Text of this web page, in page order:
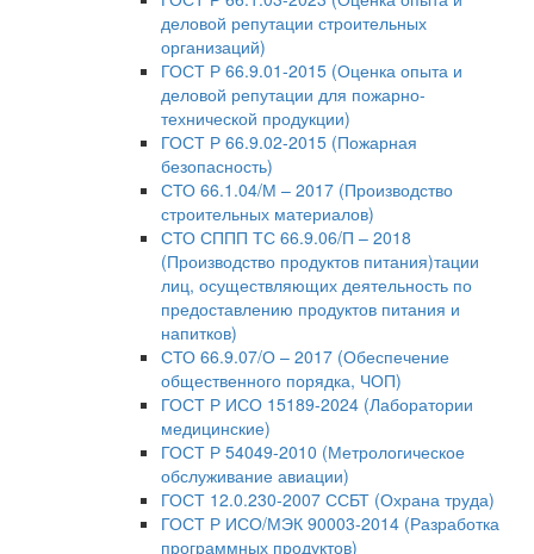
деловой репутации строительных
организаций)
ГОСТ Р 66.9.01-2015 (Оценка опыта и
деловой репутации для пожарно-
технической продукции)
ГОСТ Р 66.9.02-2015 (Пожарная
безопасность)
СТО 66.1.04/М – 2017 (Производство
строительных материалов)
СТО СППП ТС 66.9.06/П – 2018
(Производство продуктов питания)тации
лиц, осуществляющих деятельность по
предоставлению продуктов питания и
напитков)
СТО 66.9.07/О – 2017 (Обеспечение
общественного порядка, ЧОП)
ГОСТ Р ИСО 15189-2024 (Лаборатории
медицинские)
ГОСТ Р 54049-2010 (Метрологическое
обслуживание авиации)
ГОСТ 12.0.230-2007 ССБТ (Охрана труда)
ГОСТ Р ИСО/МЭК 90003-2014 (Разработка
программных продуктов)